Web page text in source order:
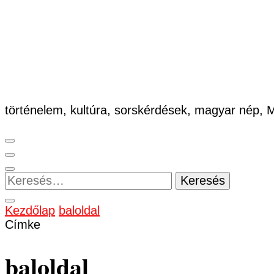
történelem, kultúra, sorskérdések, magyar nép,
Keresés:
Kezdőlap baloldal
Címke
baloldal